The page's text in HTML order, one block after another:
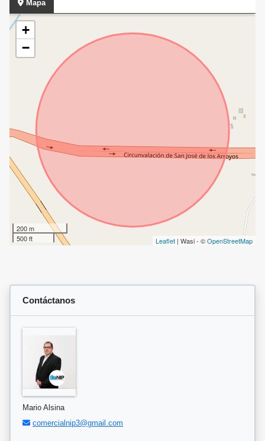
Mapa
+
−
200 m
500 ft
Leaflet | Wasi - ©OpenStreetMap
Contáctanos
Mario Alsina
comercialnip3@gmail.com